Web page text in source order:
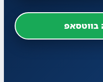
בווטסאפ